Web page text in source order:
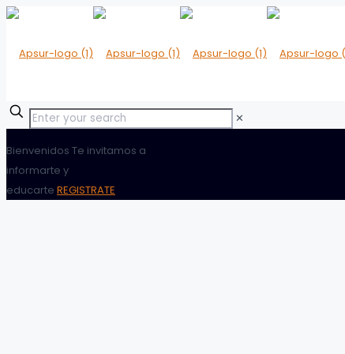
✕
Bienvenidos Te invitamos a
informarte y
educarte REGISTRATE